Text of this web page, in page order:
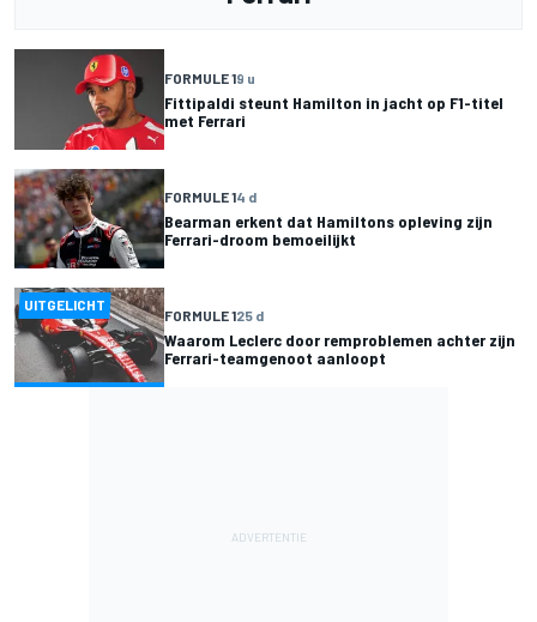
FORMULE 19 u
Fittipaldi steunt Hamilton in jacht op F1-titel
met Ferrari
FORMULE 14 d
Bearman erkent dat Hamiltons opleving zijn
Ferrari-droom bemoeilijkt
UITGELICHT
FORMULE 125 d
Waarom Leclerc door remproblemen achter zijn
Ferrari-teamgenoot aanloopt